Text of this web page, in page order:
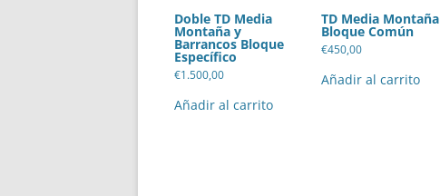
Doble TD Media
Montaña y
Barrancos Bloque
Específico
€1.500,00
Añadir al carrito
TD Media Montaña
Bloque Común
€450,00
Añadir al carrito